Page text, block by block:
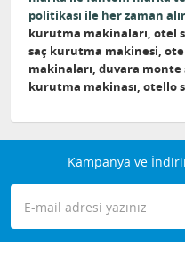
politikası ile her zaman
kurutma makinaları, otel
saç kurutma makinesi,
makinaları, duvara monte
kurutma makinası, otello
Kampanya ve